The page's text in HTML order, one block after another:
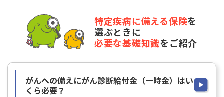
特定疾病に備える保険を
選ぶときに
必要な基礎知識をご紹介
がんへの備えにがん診断給付金（一時金）はい
くら必要？